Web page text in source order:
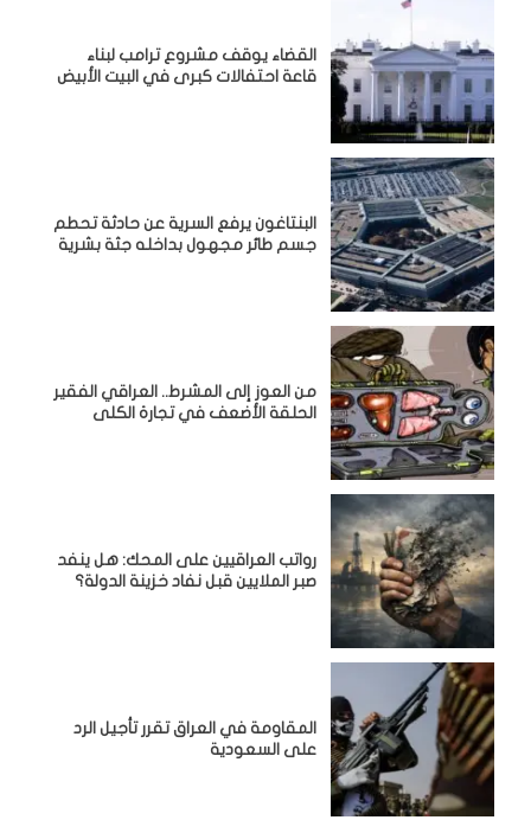
القضاء يوقف مشروع ترامب لبناء
قاعة احتفالات كبرى في البيت الأبيض
البنتاغون يرفع السرية عن حادثة تحطم
جسم طائر مجهول بداخله جثة بشرية
من العوز إلى المشرط.. العراقي الفقير
الحلقة الأضعف في تجارة الكلى
رواتب العراقيين على المحك: هل ينفد
صبر الملايين قبل نفاد خزينة الدولة؟
المقاومة في العراق تقرر تأجيل الرد
على السعودية